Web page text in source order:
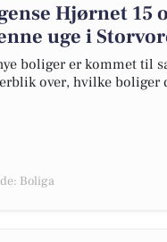
Hjørnet 15
uge i
boliger er kommet til
over, hvilke boliger
Boliga